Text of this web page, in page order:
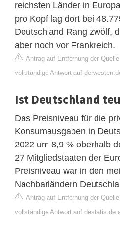
reichsten Länder in
pro Kopf lag dort bei
Deutschland Rang zwölf,
aber noch vor Frankreich.
Antrag auf Entfernung der Quelle
vollständige Antwort auf
Ist Deutschland
Das Preisniveau für die
Konsumausgaben in
2022 um 8,9 % oberhalb
27 Mitgliedstaaten der
Preisniveau war in den
Nachbarländern
Antrag auf Entfernung der Quelle
vollständige Antwort auf destatis.de